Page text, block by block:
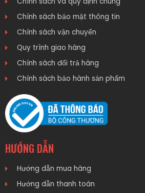
Chính sách bảo mật thông tin
Chính sách vận chuyển
Quy trình giao hàng
Chính sách đổi trả hàng
Chính sách bảo hành sản phẩm
HƯỚNG DẪN
Hướng dẫn mua hàng
Hướng dẫn thanh toán